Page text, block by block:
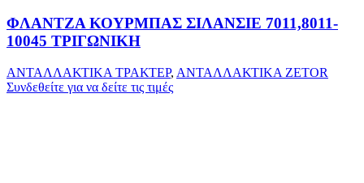
ΦΛΑΝΤΖΑ ΚΟΥΡΜΠΑΣ ΣΙΛΑΝΣΙΕ 7011,8011-
10045 ΤΡΙΓΩΝΙΚΗ
ΑΝΤΑΛΛΑΚΤΙΚΑ ΤΡΑΚΤΕΡ, ΑΝΤΑΛΛΑΚΤΙΚΑ ZETOR
Συνδεθείτε για να δείτε τις τιμές